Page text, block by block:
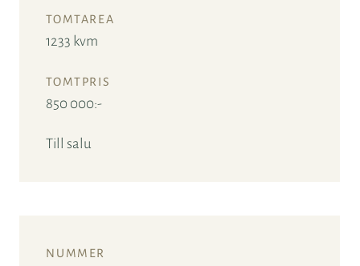
1233 kvm
850 000:-
Till salu